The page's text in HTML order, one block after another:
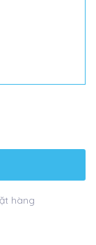
hàng